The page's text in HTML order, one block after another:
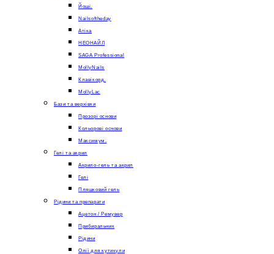
Йоші.
Nailsoftheday
Атіка
НЕОНАЙЛ
SAGA Professional
MollyNails
Клавікорд.
MollyLac
Бази та верхівки
Прозорі основи
Кольорові основи
Максимум.
Гелі та акрил
Акрило-гель та акрил
Гелі
Пляшковий гель
Рідини та препарати
Ацетон / Ремувер
Прибиральник
Рідини
Олії для кутикули